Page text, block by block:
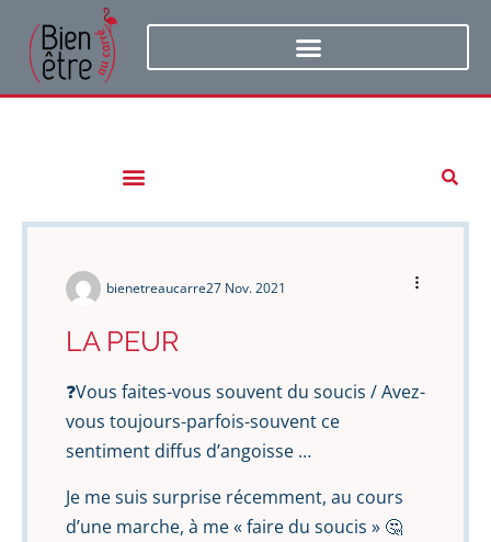
bienetreaucarre27 Nov. 2021
LA PEUR
❓Vous faites-vous souvent du soucis / Avez-
vous toujours-parfois-souvent ce
sentiment diffus d’angoisse …
Je me suis surprise récemment, au cours
d’une marche, à me « faire du soucis » 🤔